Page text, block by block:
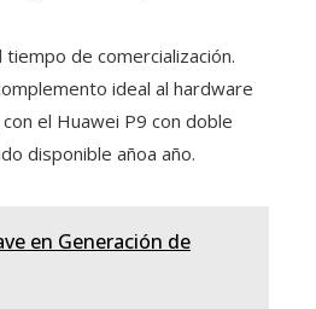
de comercialización.
ideal al hardware
el Huawei P9 con doble
disponible añoa año.
en Generación de